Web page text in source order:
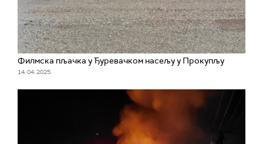
Филмска пљачка у Ђуревачком насељу у Прокупљу
14. 04. 2025.